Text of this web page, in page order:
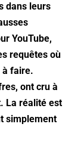
dans leurs
YouTube,
requêtes où
à faire.
ont cru à
La réalité est
simplement